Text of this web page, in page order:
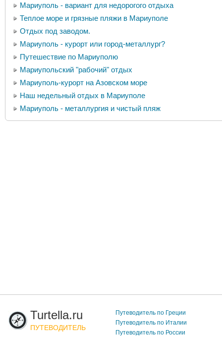
Мариуполь - вариант для недорогого отдыха
Теплое море и грязные пляжи в Мариуполе
Отдых под заводом.
Мариуполь - курорт или город-металлург?
Путешествие по Мариуполю
Мариупольский "рабочий" отдых
Мариуполь-курорт на Азовском море
Наш недельный отдых в Мариуполе
Мариуполь - металлургия и чистый пляж
Turtella.ru
ПУТЕВОДИТЕЛЬ
Путеводитель по Греции
Путеводитель по Италии
Путеводитель по России